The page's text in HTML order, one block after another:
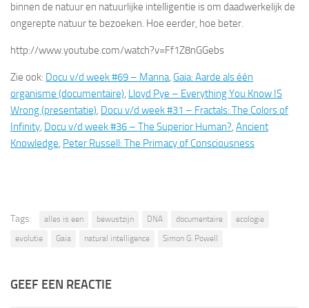
binnen de natuur en natuurlijke intelligentie is om daadwerkelijk de
ongerepte natuur te bezoeken. Hoe eerder, hoe beter.
http://www.youtube.com/watch?v=Ff1Z8nGGebs
Zie ook: Docu v/d week #69 – Manna, Gaia: Aarde als één
organisme (documentaire), Lloyd Pye – Everything You Know IS
Wrong (presentatie), Docu v/d week #31 – Fractals: The Colors of
Infinity, Docu v/d week #36 – The Superior Human?, Ancient
Knowledge, Peter Russell: The Primacy of Consciousness
Tags: alles is een bewustzijn DNA documentaire
ecologie
evolutie
Gaia natural intelligence Simon G. Powell
GEEF EEN REACTIE